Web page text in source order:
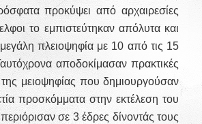
προκύψει από αρχαιρεσίες
το εμπιστεύτηκαν απόλυτα και
πλειοψηφία με 10 από τις 15
αποδοκίμασαν πρακτικές
της μειοψηφίας που δημιουργούσαν
προσκόμματα στην εκτέλεση του
σε 3 έδρες δίνοντάς τους